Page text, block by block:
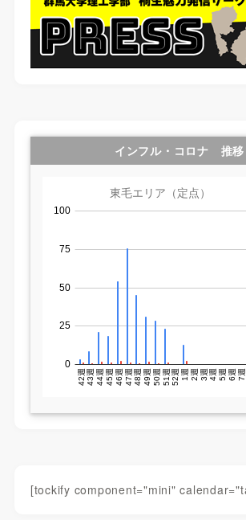
インフル・コロナ 推移
[tockify component="mini"